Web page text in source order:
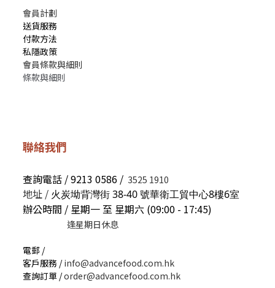
會員計劃
送貨服務
付款方法
私隱政策
會員條款與細則
條款與細則
聯絡我們
查詢電話 / 9213 0586 / 3525 1910
地址 / 火炭坳背灣街 38-40 號華衛工貿中心8樓6室
辦公時間 / 星期一 至 星期六 (09:00 - 17:45)
逢星期日休息
電郵 /
客戶服務 /info@advancefood.com.hk
查詢訂單 /order@advancefood.com.hk